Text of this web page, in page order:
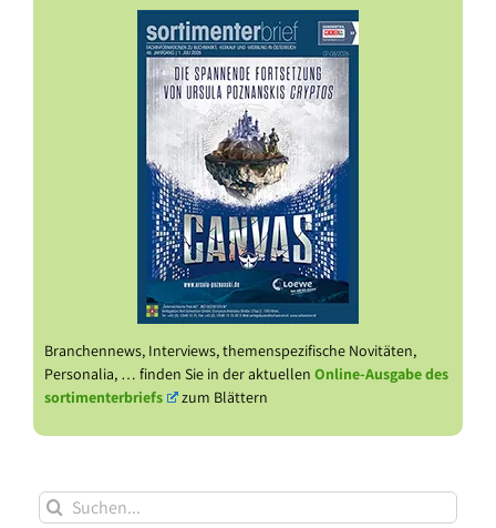
Branchennews, Interviews, themenspezifische Novitäten,
Personalia, … finden Sie in der aktuellen Online-Ausgabe des
sortimenterbriefs
zum Blättern
Suche